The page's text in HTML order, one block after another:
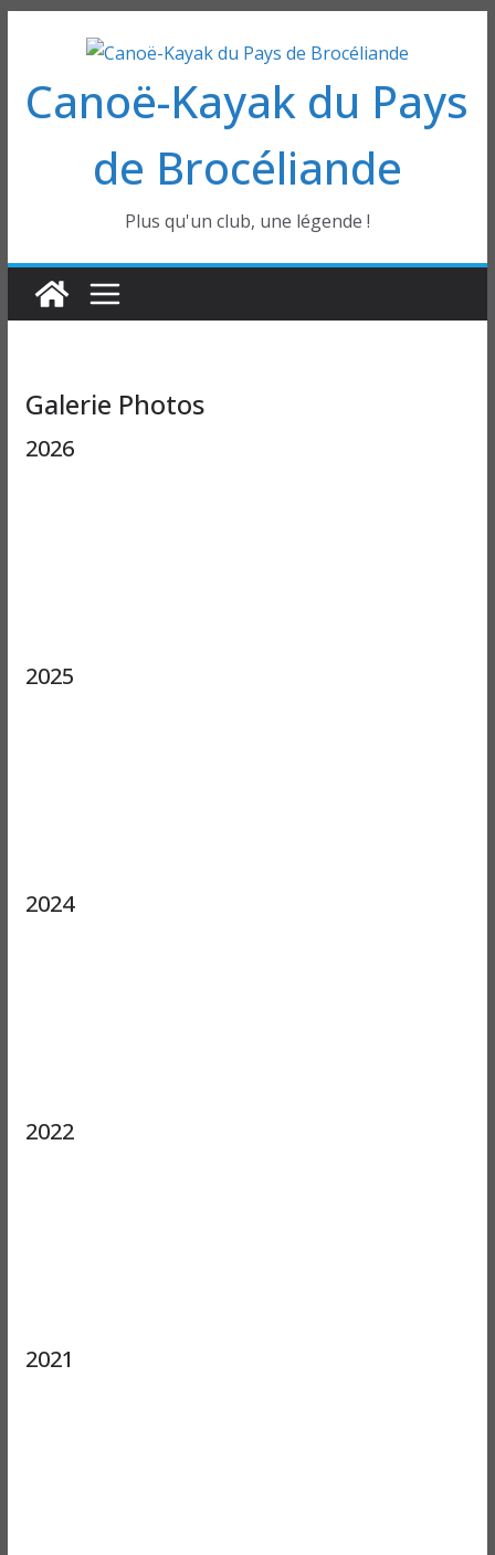
contenu
Canoë-Kayak du Pays
de Brocéliande
Plus qu'un club, une légende !
Galerie Photos
2026
2025
2024
2022
2021